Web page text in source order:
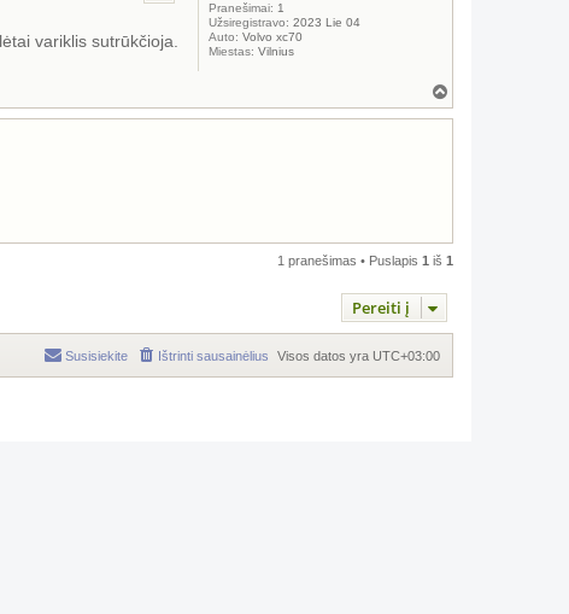
Pranešimai: 1
Užsiregistravo: 2023 Lie 04
Auto: Volvo xc70
Miestas: Vilnius
variklis sutrūkčioja.
v
i
1 pranešimas • Puslapis 1 iš 1
Pereiti į
Visos datos yra UTC+03:00
Ištrinti sausainėlius
Susisiekite